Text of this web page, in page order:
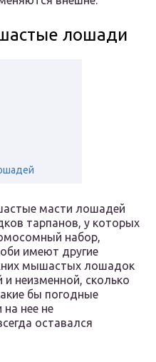
лошади
масти лошадей
тарпанов, у которых
набор,
имеют другие
мышастых лошадок
неизменной, сколько
бы погодные
нее не
оставался